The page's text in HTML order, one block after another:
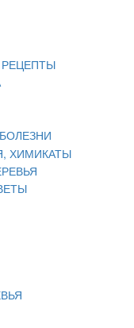
ХИМИКАТЫ